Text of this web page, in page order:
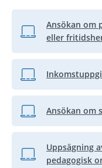
Ansökan om
eller
Länk till annan
Länk till annan
Ansökan om
Länk till annan
Uppsägning
pedagogisk
Länk till annan